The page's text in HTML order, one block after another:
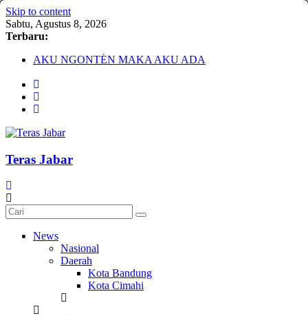
Skip to content
Sabtu, Agustus 8, 2026
Terbaru:
AKU NGONTÉN MAKA AKU ADA
Taubat Selalu Terbuka
Darurat HIV pada Remaja, Solusi tak Menyentuh Masalah
Komnas Anti Pemurtadan Gandeng Dewan Dakwah Gelar
Pemurtadan
Barat Siap Pecahkan Rekor MURI Lewat Festival Tunas
Teras Jabar
News
Nasional
Daerah
Kota Bandung
Kota Cimahi